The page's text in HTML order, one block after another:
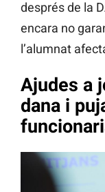
després de la
encara no
l’alumnat
Ajudes a
dana i